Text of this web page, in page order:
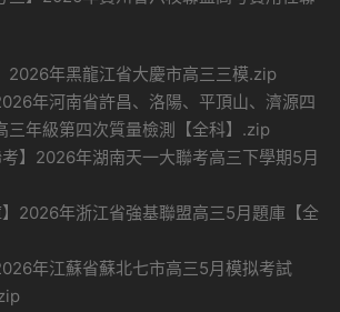
2026年黑龍江省大慶市高三三模.zip
年河南省許昌、洛陽、平頂山、濟源四
三年級第四次質量檢測【全科】.zip
考】2026年湖南天一大聯考高三下學期5月
】2026年浙江省強基聯盟高三5月題庫【全
年江蘇省蘇北七市高三5月模拟考試